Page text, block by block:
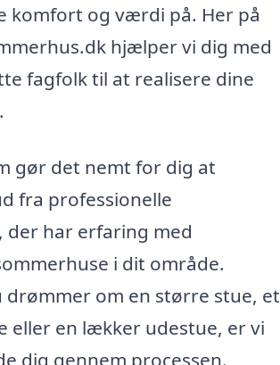
komfort og værdi på. Her på
hjælper vi dig med
fagfolk til at realisere dine
gør det nemt for dig at
fra professionelle
har erfaring med
i dit område.
drømmer om en større stue, et
eller en lækker udestue, er vi